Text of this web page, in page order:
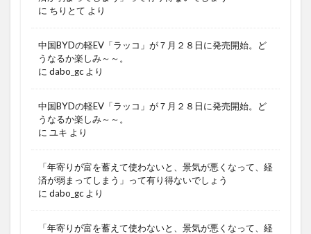
に ちりとて より
中国BYDの軽EV「ラッコ」が７月２８日に発売開始。ど
うなるか楽しみ～～。
に dabo_gc より
中国BYDの軽EV「ラッコ」が７月２８日に発売開始。ど
うなるか楽しみ～～。
に ユキ より
「年寄りが富を蓄えて使わないと、景気が悪くなって、経
済が弱まってしまう」って有り得ないでしょう
に dabo_gc より
「年寄りが富を蓄えて使わないと、景気が悪くなって、経